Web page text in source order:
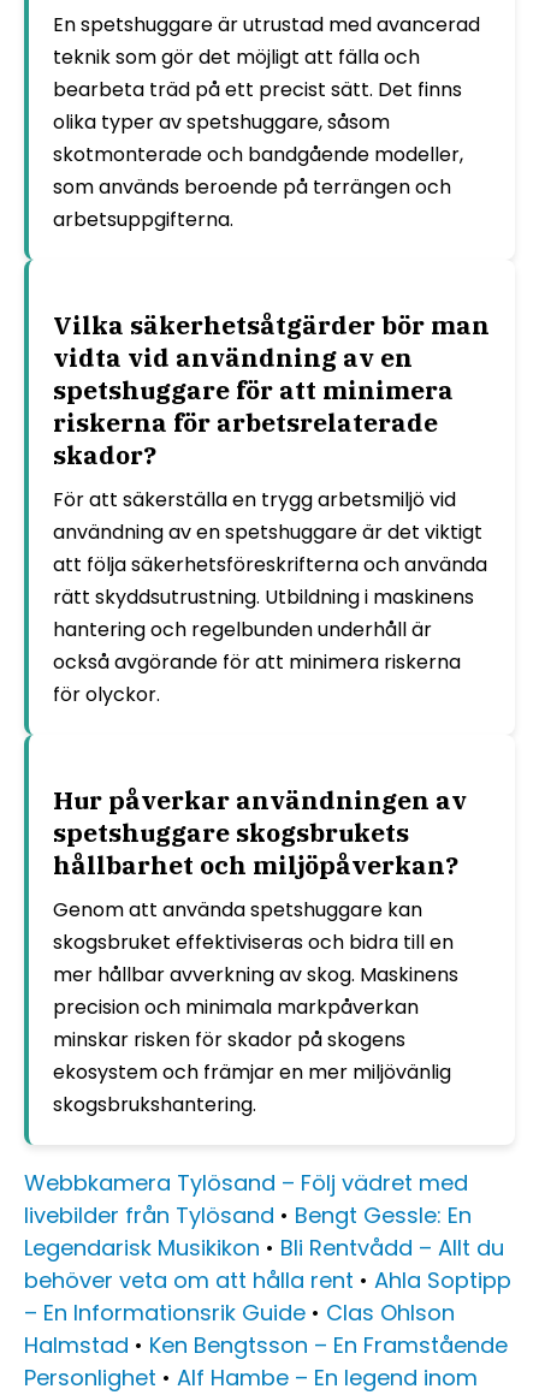
En spetshuggare är utrustad med avancerad
teknik som gör det möjligt att fälla och
bearbeta träd på ett precist sätt. Det finns
olika typer av spetshuggare, såsom
skotmonterade och bandgående modeller,
som används beroende på terrängen och
arbetsuppgifterna.
Vilka säkerhetsåtgärder bör man
vidta vid användning av en
spetshuggare för att minimera
riskerna för arbetsrelaterade
skador?
För att säkerställa en trygg arbetsmiljö vid
användning av en spetshuggare är det viktigt
att följa säkerhetsföreskrifterna och använda
rätt skyddsutrustning. Utbildning i maskinens
hantering och regelbunden underhåll är
också avgörande för att minimera riskerna
för olyckor.
Hur påverkar användningen av
spetshuggare skogsbrukets
hållbarhet och miljöpåverkan?
Genom att använda spetshuggare kan
skogsbruket effektiviseras och bidra till en
mer hållbar avverkning av skog. Maskinens
precision och minimala markpåverkan
minskar risken för skador på skogens
ekosystem och främjar en mer miljövänlig
skogsbrukshantering.
Webbkamera Tylösand – Följ vädret med
livebilder från Tylösand • Bengt Gessle: En
Legendarisk Musikikon • Bli Rentvådd – Allt du
behöver veta om att hålla rent • Ahla Soptipp
– En Informationsrik Guide • Clas Ohlson
Halmstad • Ken Bengtsson – En Framstående
Personlighet • Alf Hambe – En legend inom